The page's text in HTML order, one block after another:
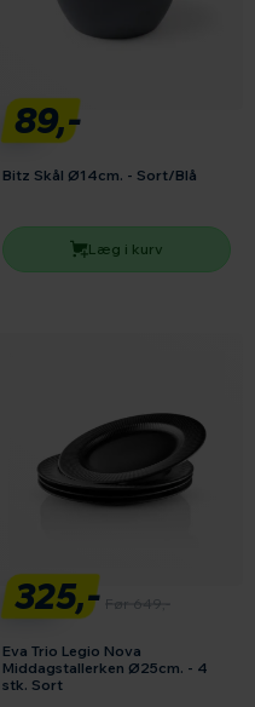
89,-
Bitz Skål Ø14cm. - Sort/Blå
Læg i kurv
325,- Før 649,-
Eva Trio Legio Nova
Middagstallerken Ø25cm. - 4
stk. Sort